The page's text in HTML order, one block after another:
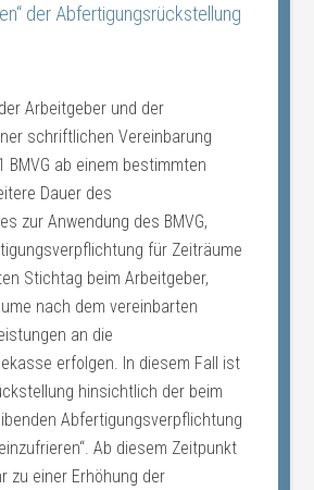
der Abfertigungsrückstellung
Arbeitgeber und der
schriftlichen Vereinbarung
BMVG ab einem bestimmten
Dauer des
zur Anwendung des BMVG,
für Zeiträume
Stichtag beim Arbeitgeber,
nach dem vereinbarten
an die
erfolgen. In diesem Fall ist
hinsichtlich der beim
Abfertigungsverpflichtung
Ab diesem Zeitpunkt
zu einer Erhöhung der